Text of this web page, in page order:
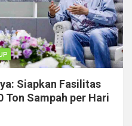
Siapkan Fasilitas
Ton Sampah per Hari